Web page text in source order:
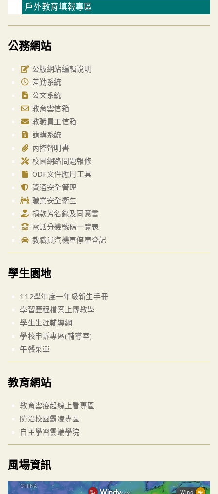
戶外教育填報專區
公務網站
公版網站編輯說明
差勤系統
公文系統
教育雲信箱
教職員工信箱
請購系統
內控聲明書
校園網路問題報修
ODF文件應用工具
資通安全管理
職業安全衛生
捐款芳名錄及同意書
電話分機號碼一覽表
教職員汽機車停車登記
學生園地
112學年度一年級新生手冊
學習歷程檔案上傳教學
學生生涯輔導網
學校申訴專區(輔導室)
午餐菜單
教育網站
教育雲疫起線上看專區
防治校園霸凌專區
自主學習雲端學院
風場資訊